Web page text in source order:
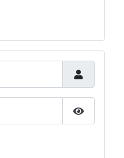
显示密码